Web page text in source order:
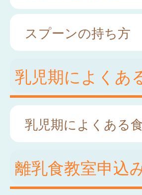
スプーンの持ち方
乳児期によくあ
乳児期によくある
離乳食教室申込